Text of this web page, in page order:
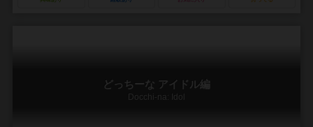
どっちーな アイドル編
Docchi-na: Idol